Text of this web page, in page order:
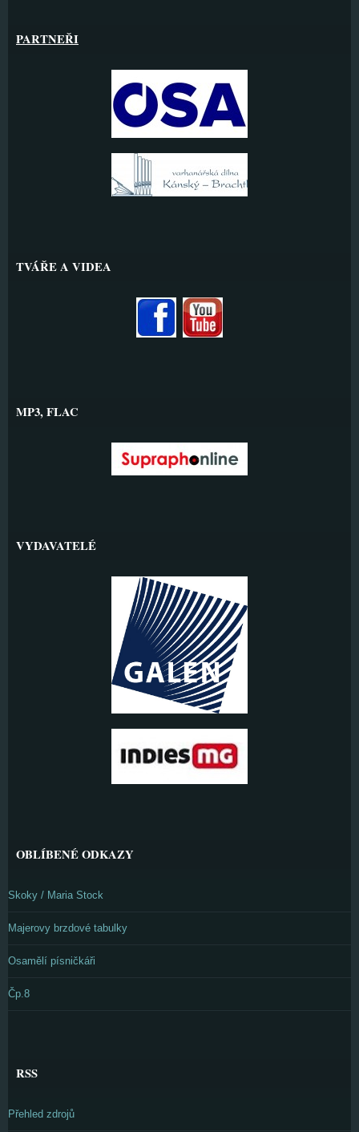
PARTNEŘI
TVÁŘE A VIDEA
MP3, FLAC
VYDAVATELÉ
OBLÍBENÉ ODKAZY
Skoky / Maria Stock
Majerovy brzdové tabulky
Osamělí písničkáři
Čp.8
RSS
Přehled zdrojů